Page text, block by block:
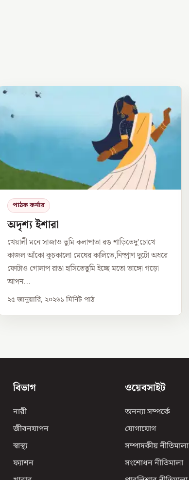
পাঠক কর্নার
অদৃশ্য ইশারা
খেয়ালী মনে সাজাও তুমি কলাপাতা রঙ শাড়িতেদু’চোখে
কাজল আঁকো কুচকালো মেঘের কালিতে,নিষ্প্রাণ দুটো অধরে
ফোটাও গোলাপ রাঙা হাসিতেতুমি ইচ্ছে মতো ভাঙ্গো গড়ো
আপন...
২৫ জানুয়ারি, ২০২৬১ মিনিট পাঠ
বিভাগ
নারী
জীবনযাপন
স্বাস্থ্য
ফ্যাশন
ওয়েবসাইট
অনন্যা সম্পর্কে
যোগাযোগ
সম্পাদকীয় নীতিমালা
সংশোধন নীতিমালা